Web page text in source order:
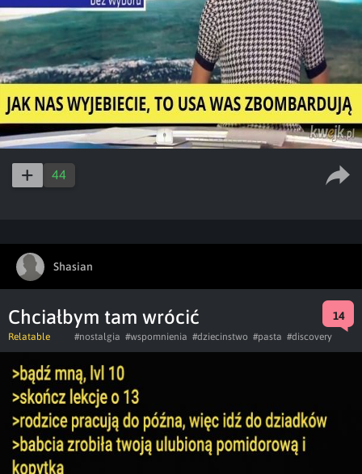
44
Shasian
Chciałbym tam wrócić 14
Relatable #nostalgia #wspomnienia #dziecinstwo #pasta #discovery